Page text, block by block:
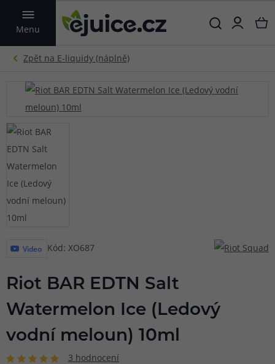
Menu
VYHLEDAT
Video Kód: XO687
Riot BAR EDTN Salt
Watermelon Ice (Ledový
vodní meloun) 10ml
3 hodnocení